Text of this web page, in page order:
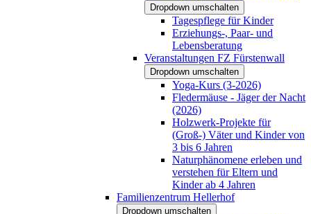
Dropdown umschalten
Tagespflege für Kinder
Erziehungs-, Paar- und
Lebensberatung
Veranstaltungen FZ Fürstenwall
Dropdown umschalten
Yoga-Kurs (3-2026)
Fledermäuse - Jäger der Nacht
(2026)
Holzwerk-Projekte für
(Groß-) Väter und Kinder von
3 bis 6 Jahren
Naturphänomene erleben und
verstehen für Eltern und
Kinder ab 4 Jahren
Familienzentrum Hellerhof
Dropdown umschalten